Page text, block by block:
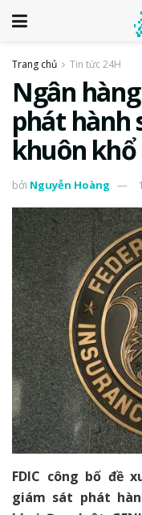
Trang chủ Tin tức 24H
Ngân
phát hành
khuôn khổ
bởi Nguyễn Hoàng
FDIC công bố đề
giám sát phát